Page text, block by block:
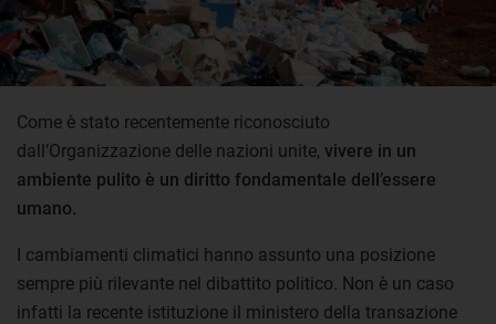
Come è stato recentemente riconosciuto
dall’Organizzazione delle nazioni unite, vivere in un
ambiente pulito è un diritto fondamentale dell’essere
umano.
I cambiamenti climatici hanno assunto una posizione
sempre più rilevante nel dibattito politico. Non è un caso
infatti la recente istituzione il ministero della transazione